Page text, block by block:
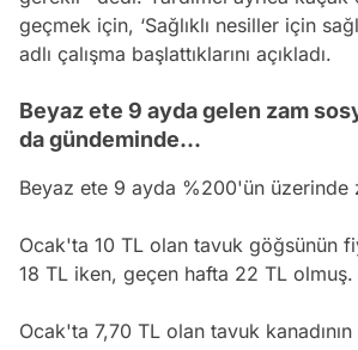
geçmek için, ‘Sağlıklı nesiller için
adlı çalışma başlattıklarını açıkladı.
Beyaz ete 9 ayda gelen zam
da gündeminde...
Beyaz ete 9 ayda %200'ün üzerinde
Ocak'ta 10 TL olan tavuk göğsünün
18 TL iken, geçen hafta 22 TL
Ocak'ta 7,70 TL olan tavuk